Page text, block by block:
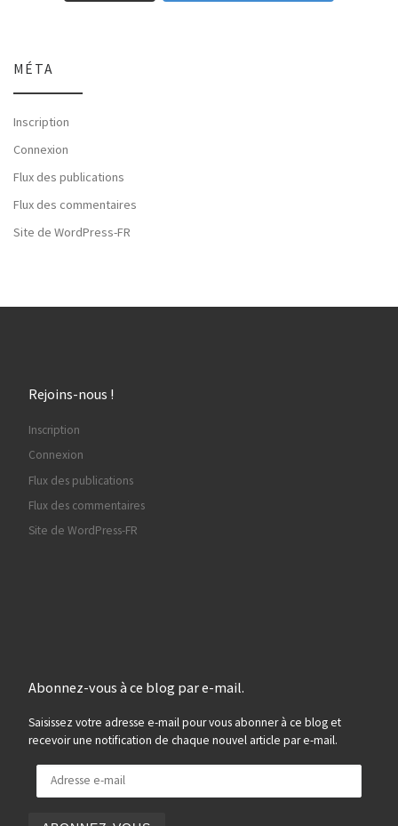
MÉTA
Inscription
Connexion
Flux des publications
Flux des commentaires
Site de WordPress-FR
Rejoins-nous !
Inscription
Connexion
Flux des publications
Flux des commentaires
Site de WordPress-FR
Abonnez-vous à ce blog par e-mail.
Saisissez votre adresse e-mail pour vous abonner à ce blog et
recevoir une notification de chaque nouvel article par e-mail.